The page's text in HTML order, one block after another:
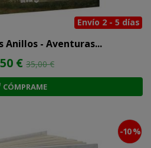
Envío 2 - 5 días
Anillos - Aventuras...
€ 35,00 €
CÓMPRAME
-10 %